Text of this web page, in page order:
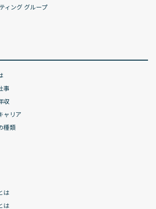
ィング グループ
事
収
ャリア
種類
は
は